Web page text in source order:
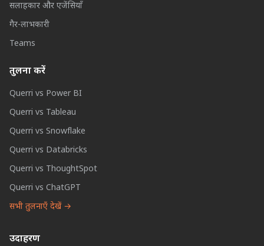
सलाहकार और एजेंसियाँ
गैर-लाभकारी
Teams
तुलना करें
Querri vs Power BI
Querri vs Tableau
Querri vs Snowflake
Querri vs Databricks
Querri vs ThoughtSpot
Querri vs ChatGPT
सभी तुलनाएँ देखें →
उदाहरण